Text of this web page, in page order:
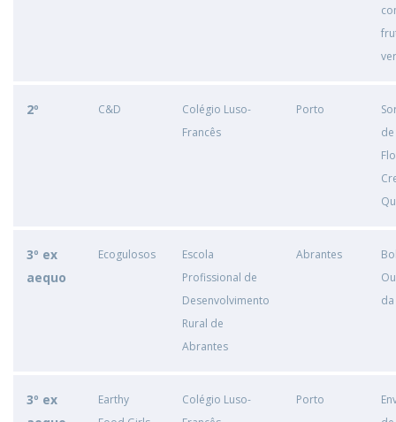
2º C&D
Colégio Luso-
Francês
Porto
3º ex
aequo
Ecogulosos
Escola
Profissional de
Desenvolvimento
Rural de
Abrantes
Abrantes
da
3º ex
Earthy
Colégio Luso-
Porto